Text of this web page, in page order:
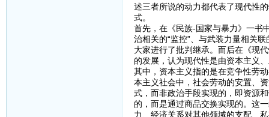
述三者所说的动力都代表了现代性
式。
首先，在《民族-国家与暴力》一书
治相关的“监控”、与武装力量相关
大家进行了批判继承。而后在《现
的发展，认为现代性是由资本主义
其中，资本主义指的是在竞争性劳
本主义社会中，社会劳动的安置、
式，而非政治手段实现的，即资源
的，而是通过商品交换实现的。这
力、经济关系对其他领域的支配、